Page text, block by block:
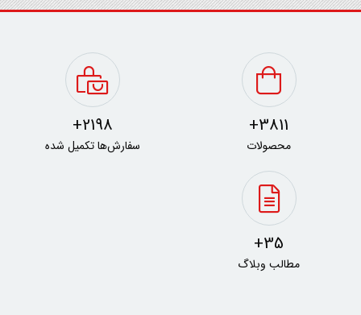
3811+
محصولات
2198+
سفارش‌ها تکمیل شده
35+
مطالب وبلاگ